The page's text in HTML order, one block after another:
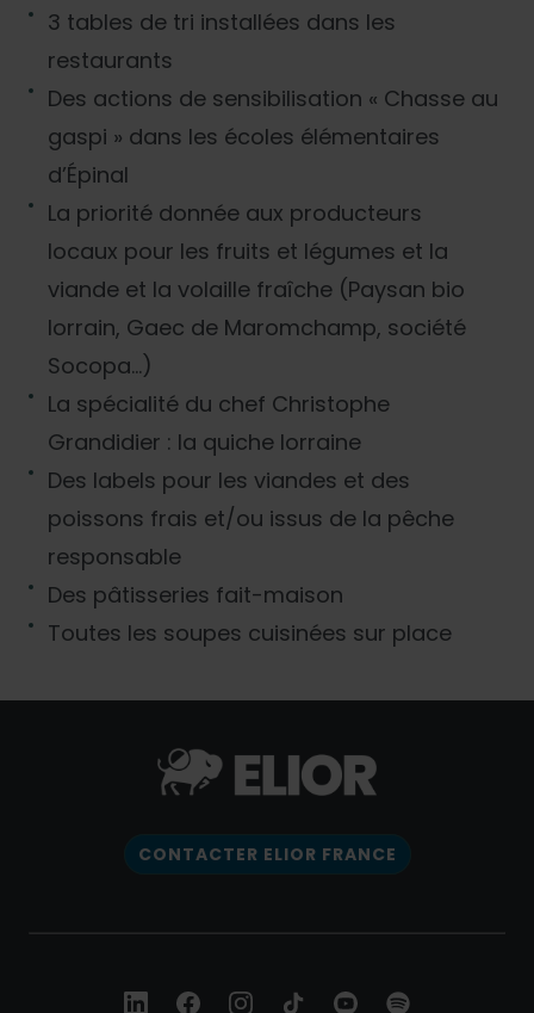
3 tables de tri installées dans les
restaurants
Des actions de sensibilisation « Chasse au
gaspi » dans les écoles élémentaires
d’Épinal
La priorité donnée aux producteurs
locaux pour les fruits et légumes et la
viande et la volaille fraîche (Paysan bio
lorrain, Gaec de Maromchamp, société
Socopa…)
La spécialité du chef Christophe
Grandidier : la quiche lorraine
Des labels pour les viandes et des
poissons frais et/ou issus de la pêche
responsable
Des pâtisseries fait-maison
Toutes les soupes cuisinées sur place
CONTACTER ELIOR FRANCE